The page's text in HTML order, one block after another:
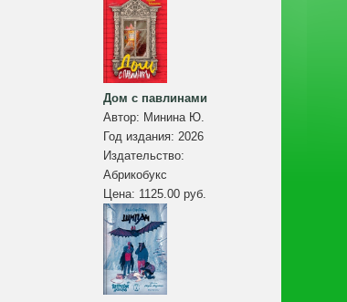
Дом с павлинами
Автор: Минина Ю.
Год издания: 2026
Издательство:
Абрикобукс
Цена: 1125.00 руб.